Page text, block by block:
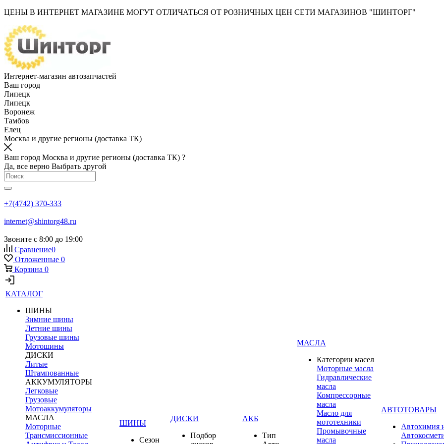
ЦЕНЫ В ИНТЕРНЕТ МАГАЗИНЕ МОГУТ ОТЛИЧАТЬСЯ ОТ РОЗНИЧНЫХ ЦЕН СЕТИ МАГАЗИНОВ "ШИНТОРГ"
Интернет-магазин автозапчастей
Ваш город
Липецк
Липецк
Воронеж
Тамбов
Елец
Москва и другие регионы (доставка ТК)
Ваш город Москва и другие регионы (доставка ТК) ?
Да, все верно Выбрать другой
+7(4742) 370-333
internet@shintorg48.ru
Звоните с 8:00 до 19:00
Сравнение0
Отложенные 0
Корзина 0
КАТАЛОГ
ШИНЫ
Зимние шины
Летние шины
Грузовые шины
Мотошины
ДИСКИ
Литые
Штампованные
АККУМУЛЯТОРЫ
Легковые
Грузовые
Мотоаккумуляторы
МАСЛА
Моторные
Трансмиссионные
ШИНЫ
Сезон
ДИСКИ
Подбор
АКБ
Тип
МАСЛА
Категории масел
Моторные масла
Гидравлические
масла
Компрессорные
масла
Масло для
мототехники
Промывочные
масла
АВТОТОВАРЫ
Автохимия